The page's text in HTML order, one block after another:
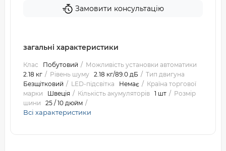
Замовити консультацію
загальні характеристики
Клас Побутовий
Можливість установки автоматики
2.18 кг
Рівень шуму 2.18 кг/89.0 дБ
Тип двигуна
Безщітковий
LED-підсвітка Немає
Країна торгової
марки
Швеція Кількість акумуляторів 1 шт
Розмір
шини
25 / 10 дюйм
Всі характеристики